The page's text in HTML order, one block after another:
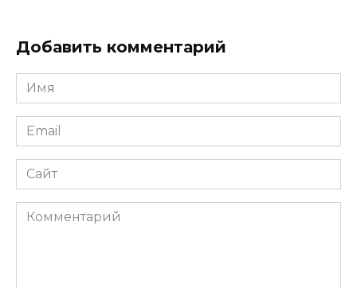
Добавить комментарий
Имя
*
Email
*
Сайт
Комментарий